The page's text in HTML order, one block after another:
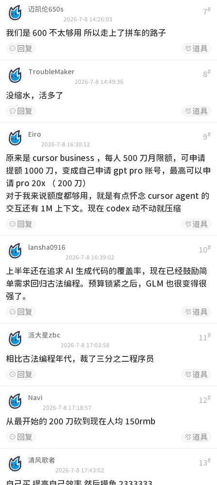
7#
迈凯伦650s
2026-7-8 14:26:03
我们是 600 不太够用 所以走上了拼车的路子
 回复  道具
8#
TroubleMaker
2026-7-8 14:49:36
没缩水，活多了
 回复  道具
9#
Eiro
2026-7-8 16:30:12
原来是 cursor business ，每人 500 刀月限额，可申请
提额 1000 刀，变成自己申请 gpt pro 账号，最高可以申
请 pro 20x （ 200 刀）
对于我来说额度都够用，就是有点怀念 cursor agent 的
交互还有 1M 上下文。现在 codex 动不动就压缩
 回复  道具
10#
lansha0916
2026-7-8 16:39:02
上半年还在追求 AI 生成代码的覆盖率，现在已经鼓励简
单需求回归古法编程。预算锁紧之后，GLM 也很变得很
强了。
 回复  道具
11#
派大星zbc
2026-7-8 17:03:58
相比古法编程年代，裁了三分之二程序员
 回复  道具
12#
Navi
2026-7-8 17:18:57
从最开始的 200 刀砍到现在人均 150rmb
 回复  道具
13#
清风歌者
2026-7-8 17:43:02